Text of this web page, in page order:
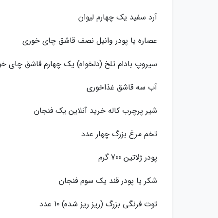
آرد سفید یک چهارم لیوان
عصاره یا پودر وانیل نصف قاشق چای خوری
سیروپ بادام تلخ (دلخواه) یک چهارم قاشق چای
آب سه قاشق غذاخوری
شیر پرچرب کاله خرید آنلاین یک فنجان
تخم مرغ بزرگ چهار عدد
پودر ژلاتین 700 گرم
شکر یا پودر قند یک سوم فنجان
توت فرنگی بزرگ (ریز ریز شده) 10 عدد